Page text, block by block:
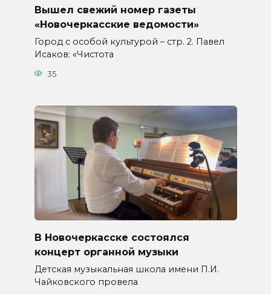
Вышел свежий номер газеты
«Новочеркасские ведомости»
Город с особой культурой – стр. 2. Павел
Исаков: «Чистота
35
В Новочеркасске состоялся
концерт органной музыки
Детская музыкальная школа имени П.И.
Чайковского провела